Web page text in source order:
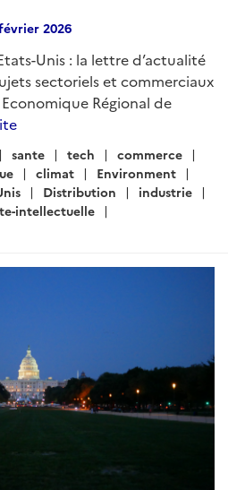
Sectorielles
Unis : la lettre d’actualité
sectoriels et commerciaux
Régional de
sante tech
commerce
climat
environnement
Distribution